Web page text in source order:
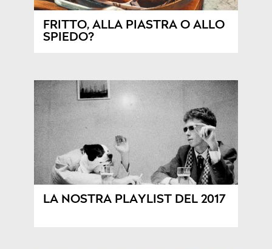
FRITTO, ALLA PIASTRA O ALLO
SPIEDO?
LA NOSTRA PLAYLIST DEL 2017